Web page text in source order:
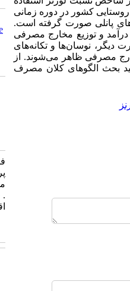
کشور در دوره زمانی
پانلی صورت گرفته است.
درآمد و توزیع مخارج مصرفی
دیگر، نوسان‌ها و تکانه‌های
مصرفی ظاهر می‌شوند. از
بحث الگوهای کلان مصرف
.